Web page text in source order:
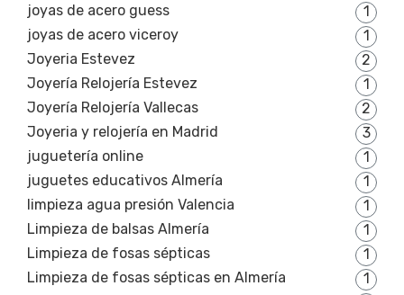
joyas de acero guess
1
joyas de acero viceroy
1
Joyeria Estevez
2
Joyería Relojería Estevez
1
Joyería Relojería Vallecas
2
Joyeria y relojería en Madrid
3
juguetería online
1
juguetes educativos Almería
1
limpieza agua presión Valencia
1
Limpieza de balsas Almería
1
Limpieza de fosas sépticas
1
Limpieza de fosas sépticas en Almería
1